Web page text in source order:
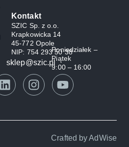
Kontakt
SZIC Sp. z o.o.
Krapkowicka 14
45-772 Opole
NIP: 754 293 50 38Poniedziałek –
Piątek
9:00 – 16:00
sklep@szic.pl
Crafted byAdWise